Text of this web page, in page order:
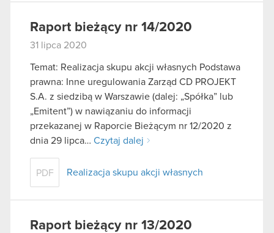
Raport bieżący nr 14/2020
31 lipca 2020
Temat: Realizacja skupu akcji własnych Podstawa
prawna: Inne uregulowania Zarząd CD PROJEKT
S.A. z siedzibą w Warszawie (dalej: „Spółka” lub
„Emitent”) w nawiązaniu do informacji
przekazanej w Raporcie Bieżącym nr 12/2020 z
dnia 29 lipca… Czytaj dalej
PDF Realizacja skupu akcji własnych
Raport bieżący nr 13/2020